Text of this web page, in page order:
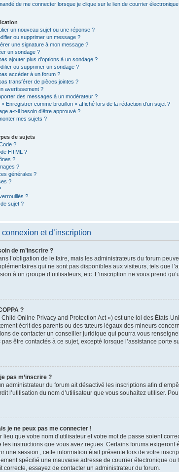
de me connecter lorsque je clique sur le lien de courrier électronique
un nouveau sujet ou une réponse ?
ou supprimer un message ?
une signature à mon message ?
un sondage ?
ajouter plus d’options à un sondage ?
ou supprimer un sondage ?
accéder à un forum ?
transférer de pièces jointes ?
avertissement ?
des messages à un modérateur ?
Enregistrer comme brouillon » affiché lors de la rédaction d’un sujet ?
a-t-il besoin d’être approuvé ?
mes sujets ?
de sujets
?
HTML ?
?
?
générales ?
?
?
sujet ?
et d’inscription
de m’inscrire ?
l’obligation de le faire, mais les administrateurs du forum
qui ne sont pas disponibles aux visiteurs, tels que
à un groupe d’utilisateurs, etc. L’inscription ne vous prend
?
Child Online Privacy and Protection Act ») est une loi des États-
écrit des parents ou des tuteurs légaux des mineurs
de contacter un conseiller juridique qui pourra vous
être contactés à ce sujet, excepté lorsque l’assistance porte
pas m’inscrire ?
administrateur du forum ait désactivé les inscriptions afin
l’utilisation du nom d’utilisateur que vous souhaitez utiliser.
je ne peux pas me connecter !
lieu que votre nom d’utilisateur et votre mot de passe soient
les instructions que vous avez reçues. Certains forums
une session ; cette information était présente lors de votre
spécifié une mauvaise adresse de courrier électronique
correcte, essayez de contacter un administrateur du forum.